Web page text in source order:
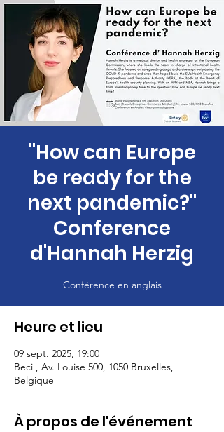
"How can Europe
be ready for the
next pandemic?"
Conference
d'Hannah Herzig
Conférence en anglais
Heure et lieu
09 sept. 2025, 19:00
Beci , Av. Louise 500, 1050 Bruxelles,
Belgique
À propos de l'événement